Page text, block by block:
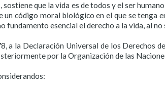
que la vida es de todos y el ser
código moral biológico en el que se tenga
fundamento esencial el derecho a la vida, al
a la Declaración Universal de los Derechos
por la Organización de las